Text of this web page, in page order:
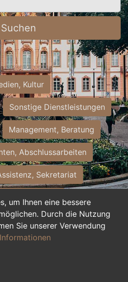
um Ihnen eine bessere
Durch die Nutzung
Sie unserer Verwendung
Suchen
Kultur
Sonstige Dienstleistungen
Management, Beratung
Abschlussarbeiten
Sekretariat
Nebenjobs
duale Ausbildung